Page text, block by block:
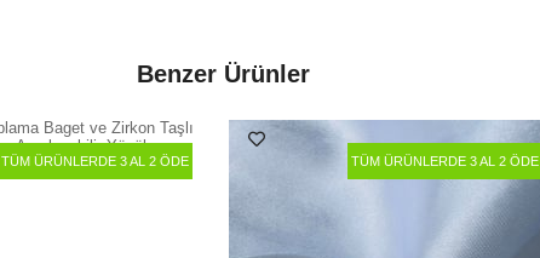
Benzer Ürünler
TÜM ÜRÜNLERDE 3 AL 2 ÖDE TÜM ÜRÜNLERDE 3 AL 2 ÖDE